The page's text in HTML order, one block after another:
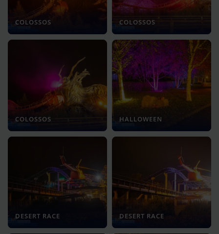
COLOSSOS COLOSSOS
COLOSSOS HALLOWEEN
DESERT RACE DESERT RACE